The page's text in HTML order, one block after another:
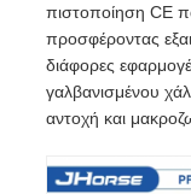
πιστοποίηση CE
προσφέροντας
διάφορες
γαλβανισμένου
αντοχή και